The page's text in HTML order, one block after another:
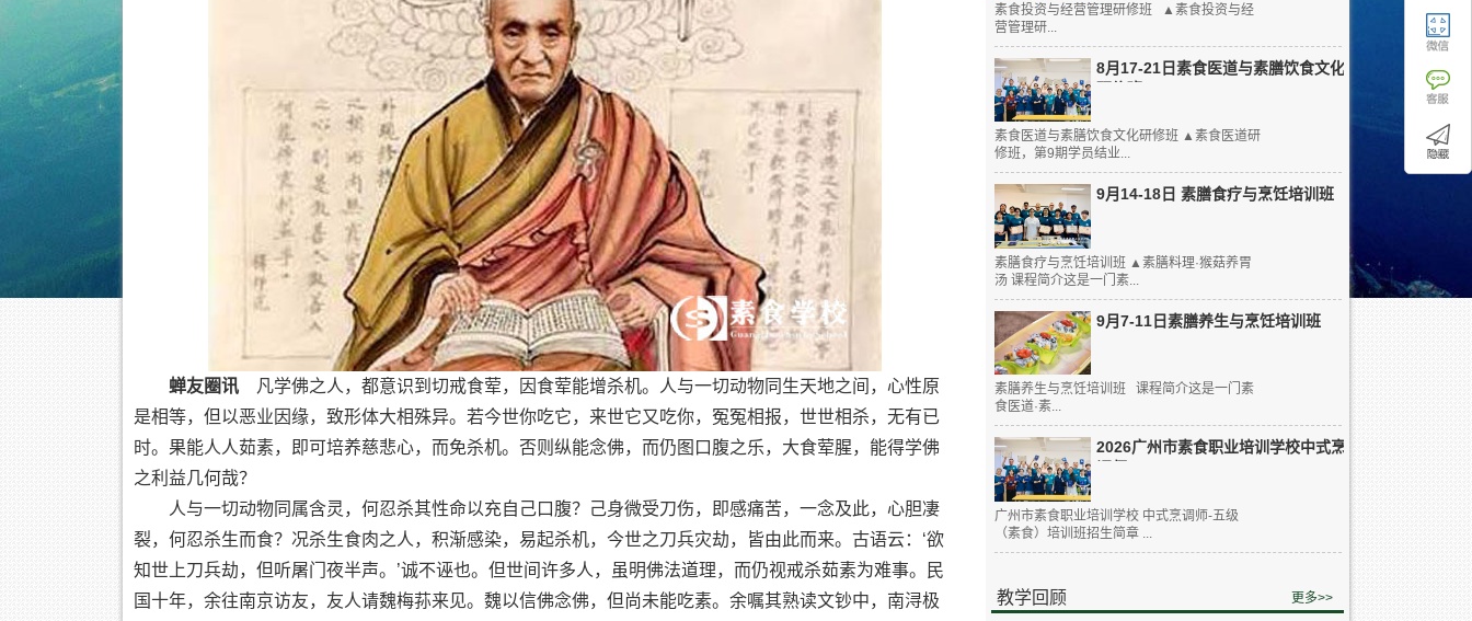
素食投资与经营管理研修班 ▲素食投资与经
营管理研...
8月17-21日素食医道与素膳饮食文化
研修班
素食医道与素膳饮食文化研修班 ▲素食医道研
修班，第9期学员结业...
9月14-18日 素膳食疗与烹饪培训班
素膳食疗与烹饪培训班 ▲素膳料理·猴菇养胃
汤 课程简介这是一门素...
9月7-11日素膳养生与烹饪培训班
素膳养生与烹饪培训班 课程简介这是一门素
食医道·素...
2026广州市素食职业培训学校中式烹
广州市素食职业培训学校 中式烹调师-五级
（素食）培训班招生简章 ...
教学回顾 更多>>
蝉友圈讯 凡学佛之人，都意识到切戒食荤，因食荤能增杀机。人与一切动物同生天地之间，心性原
是相等，但以恶业因缘，致形体大相殊异。若今世你吃它，来世它又吃你，冤冤相报，世世相杀，无有已
时。果能人人茹素，即可培养慈悲心，而免杀机。否则纵能念佛，而仍图口腹之乐，大食荤腥，能得学佛
之利益几何哉？
人与一切动物同属含灵，何忍杀其性命以充自己口腹？己身微受刀伤，即感痛苦，一念及此，心胆凄
裂，何忍杀生而食？况杀生食肉之人，积渐感染，易起杀机，今世之刀兵灾劫，皆由此而来。古语云：‘欲
知世上刀兵劫，但听屠门夜半声。’诚不诬也。但世间许多人，虽明佛法道理，而仍视戒杀茹素为难事。民
国十年，余往南京访友，友人请魏梅荪来见。魏以信佛念佛，但尚未能吃素。余嘱其熟读文钞中，南浔极